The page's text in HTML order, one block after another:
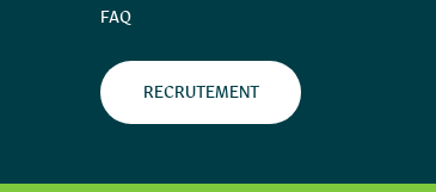
FAQ
RECRUTEMENT